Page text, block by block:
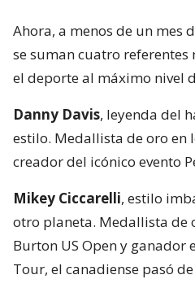
Ahora, a menos de un mes
se suman cuatro
el deporte al máximo nivel
Danny Davis, leyenda del
estilo. Medallista de oro en
creador del icónico evento
Mikey Ciccarelli, estilo
otro planeta. Medallista de
Burton US Open y ganador
Tour, el canadiense pasó